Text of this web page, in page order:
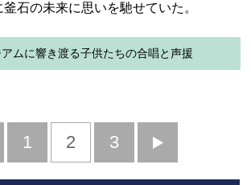
石の未来に思いを馳せていた。
ムに響き渡る子供たちの合唱と声援
前
1 2 3
へ